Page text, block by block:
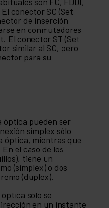
El conector SC (Set
de inserción
en conmutadores
El conector ST (Set
similar al SC, pero
para su
óptica pueden ser
simplex sólo
óptica, mientras que
el caso de los
tiene un
(simplex) o dos
(duplex).
sólo se
en un instante